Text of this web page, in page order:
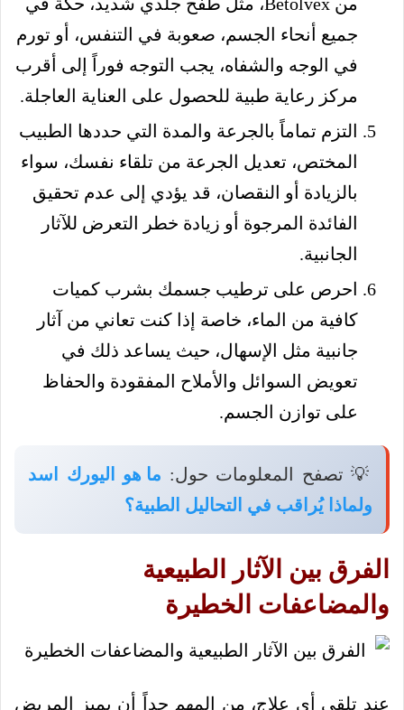
جميع أنحاء الجسم، صعوبة في التنفس، أو تورم
في الوجه والشفاه، يجب التوجه فوراً إلى أقرب
مركز رعاية طبية للحصول على العناية العاجلة.
التزم تماماً بالجرعة والمدة التي حددها الطبيب
المختص، تعديل الجرعة من تلقاء نفسك، سواء
بالزيادة أو النقصان، قد يؤدي إلى عدم تحقيق
الفائدة المرجوة أو زيادة خطر التعرض للآثار
الجانبية.
احرص على ترطيب جسمك بشرب كميات
كافية من الماء، خاصة إذا كنت تعاني من آثار
جانبية مثل الإسهال، حيث يساعد ذلك في
تعويض السوائل والأملاح المفقودة والحفاظ
على توازن الجسم.
💡 تصفح المعلومات حول: ما هو اليورك اسد
ولماذا يُراقب في التحاليل الطبية؟
الفرق بين الآثار الطبيعية
والمضاعفات الخطيرة
عند تلقي أي علاج، من المهم جداً أن يميز المريض